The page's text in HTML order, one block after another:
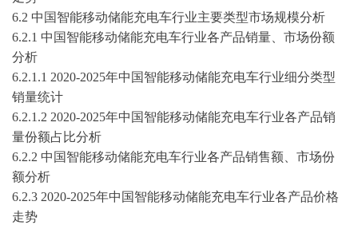
6.2 中国 智能移动储能充电车行业主要类型市场规模分析
6.2.1 中国 智能移动储能充电车行业各产品销量、市场份额
分析
6.2.1.1 2020-2025年中国 智能移动储能充电车行业细分类型
销量统计
6.2.1.2 2020-2025年中国 智能移动储能充电车行业各产品销
量份额占比分析
6.2.2 中国 智能移动储能充电车行业各产品销售额、市场份
额分析
6.2.3 2020-2025年中国 智能移动储能充电车行业各产品价格
走势